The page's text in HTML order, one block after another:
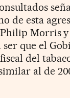
de esta
Morris y
que el
del
al de